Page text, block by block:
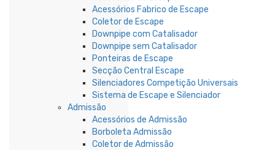
Acessórios Fabrico de Escape
Coletor de Escape
Downpipe com Catalisador
Downpipe sem Catalisador
Ponteiras de Escape
Secção Central Escape
Silenciadores Competição Universais
Sistema de Escape e Silenciador
Admissão
Acessórios de Admissão
Borboleta Admissão
Coletor de Admissão